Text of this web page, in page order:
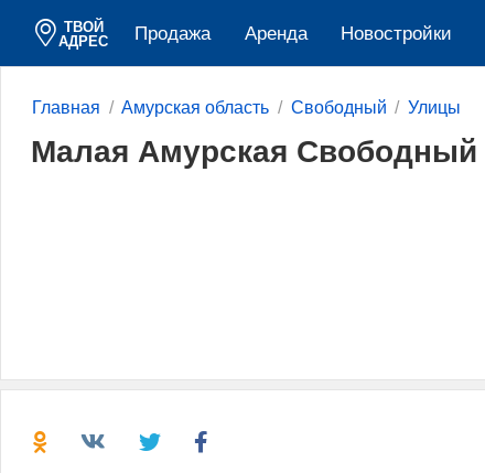
ТВОЙ
АДРЕС
Продажа Аренда Новостройки
Главная Амурская область Свободный Улицы
Малая Амурская Свободный